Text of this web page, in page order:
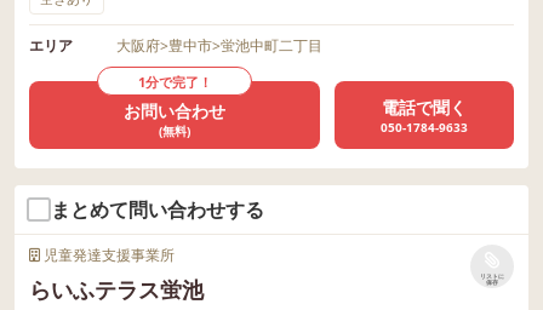
エリア 大阪府>豊中市>蛍池中町二丁目
1分で完了！
お問い合わせ
(無料)
電話で聞く
050-1784-9633
まとめて問い合わせする
児童発達支援事業所
らいふテラス蛍池
リストに
保存